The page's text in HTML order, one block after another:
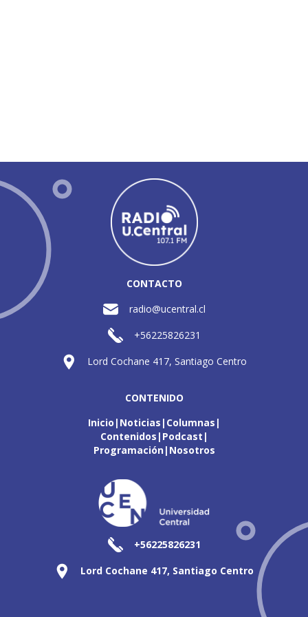
CONTACTO
radio@ucentral.cl
+56225826231
Lord Cochane 417, Santiago Centro
CONTENIDO
Inicio Noticias Columnas
Contenidos Podcast
Programación Nosotros
+56225826231
Lord Cochane 417, Santiago Centro